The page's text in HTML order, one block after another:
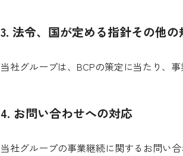
3. 法令、国が定める指針その他
当社グループは、BCPの策定に当たり、
4. お問い合わせへの対応
当社グループの事業継続に関するお問い